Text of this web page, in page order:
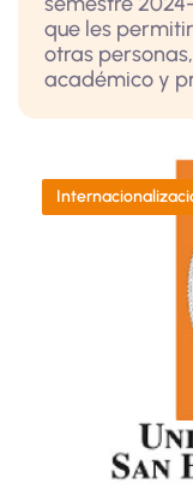
que les
otras
académico y